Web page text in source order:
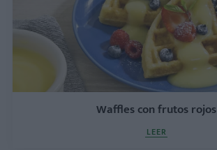
Waffles con frutos rojos
LEER